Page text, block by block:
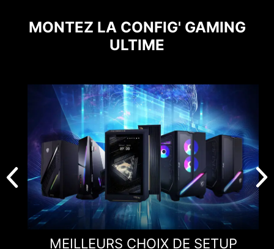
MONTEZ LA CONFIG' GAMING
ULTIME
MEILLEURS CHOIX DE SETUP